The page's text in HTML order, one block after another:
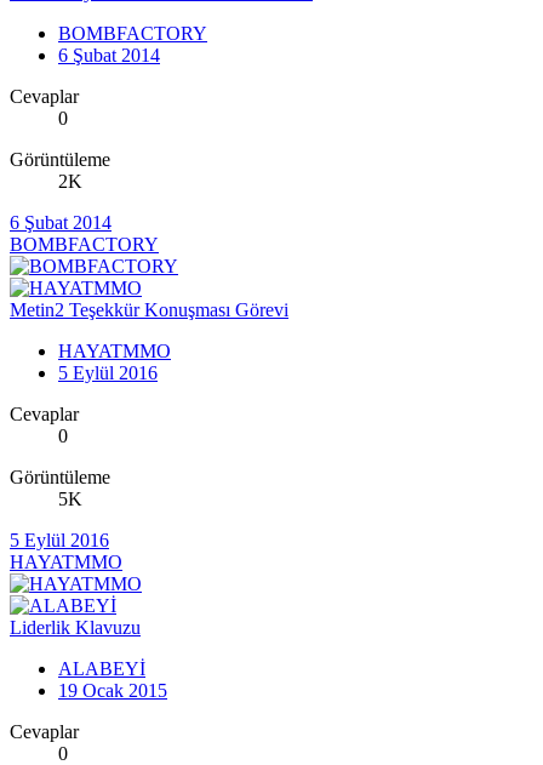
BOMBFACTORY
6 Şubat 2014
Cevaplar
0
Görüntüleme
2K
6 Şubat 2014
BOMBFACTORY
Metin2 Teşekkür Konuşması Görevi
HAYATMMO
5 Eylül 2016
Cevaplar
0
Görüntüleme
5K
5 Eylül 2016
HAYATMMO
Liderlik Klavuzu
ALABEYİ
19 Ocak 2015
Cevaplar
0